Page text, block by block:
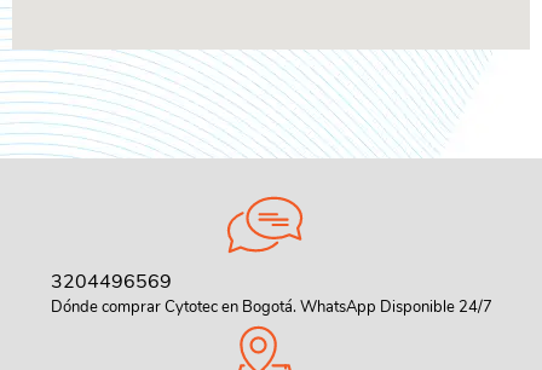
3204496569
Dónde comprar Cytotec en Bogotá. WhatsApp Disponible 24/7